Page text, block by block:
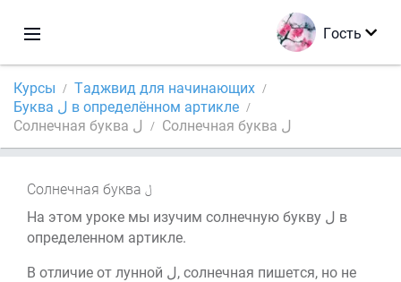
Гость
Курсы
Таджвид для начинающих
Буква ل в определённом артикле
Солнечная буква ل
Солнечная буква ل
Солнечная буква
На этом уроке мы изучим солнечную букву ل в
определенном артикле.
В отличие от лунной ل, солнечная пишется, но не